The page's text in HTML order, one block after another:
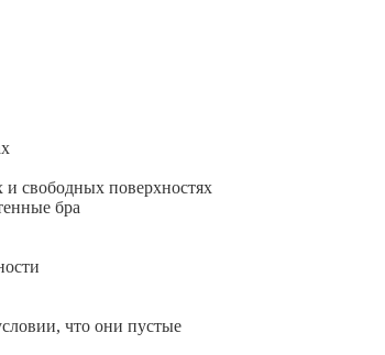
свободных поверхностях
бра
что они пустые